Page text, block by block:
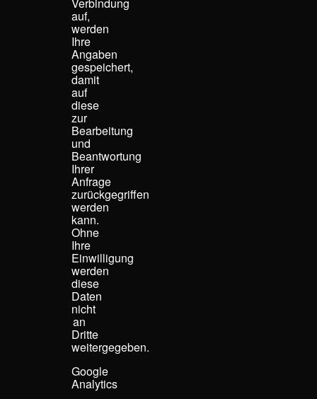
auf,
werden
Ihre
Angaben
gespeichert,
damit
auf
diese
zur
Bearbeitung
und
Beantwortung
Ihrer
Anfrage
zurückgegriffen
werden
kann.
Ohne
Ihre
Einwilligung
werden
diese
Daten
nicht
an
Dritte
weitergegeben.
Google
Analytics